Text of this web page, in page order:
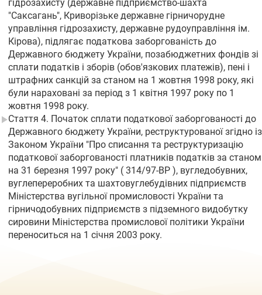
гідрозахисту (державне підприємство-шахта
"Саксагань", Криворізьке державне гірничорудне
управління гідрозахисту, державне рудоуправління ім.
Кірова), підлягає податкова заборгованість до
Державного бюджету України, позабюджетних фондів зі
сплати податків і зборів (обов'язкових платежів), пені і
штрафних санкцій за станом на 1 жовтня 1998 року, які
були нараховані за період з 1 квітня 1997 року по 1
жовтня 1998 року.
Стаття 4. Початок сплати податкової заборгованості до
Державного бюджету України, реструктурованої згідно із
Законом України "Про списання та реструктуризацію
податкової заборгованості платників податків за станом
на 31 березня 1997 року" ( 314/97-ВР ), вугледобувних,
вуглепереробних та шахтовуглебудівних підприємств
Міністерства вугільної промисловості України та
гірничодобувних підприємств з підземного видобутку
сировини Міністерства промислової політики України
переноситься на 1 січня 2003 року.